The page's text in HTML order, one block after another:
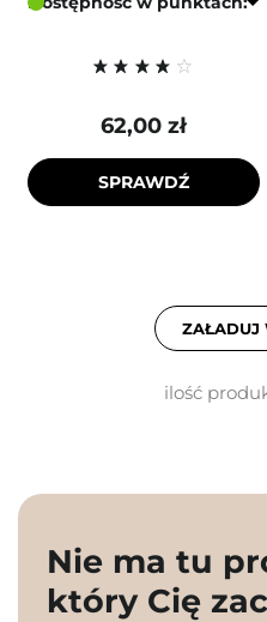
62,00 zł
SPRAWDŹ
ZAŁADUJ
ilość
Nie ma tu
który Cię